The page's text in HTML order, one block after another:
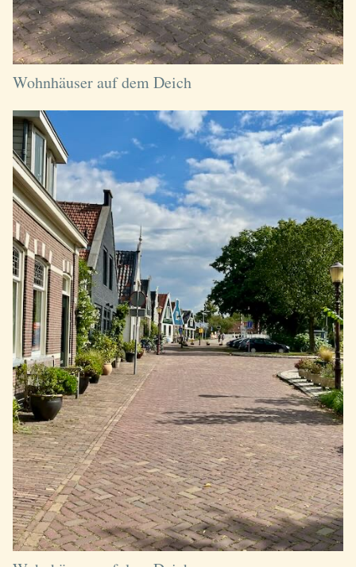
Wohnhäuser auf dem Deich